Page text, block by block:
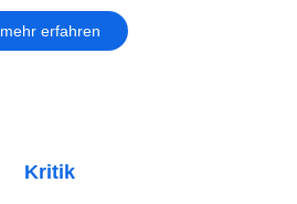
mehr erfahren
Kritik